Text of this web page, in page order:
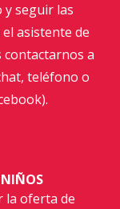
seguir las
asistente de
contactarnos a
teléfono o
la oferta de